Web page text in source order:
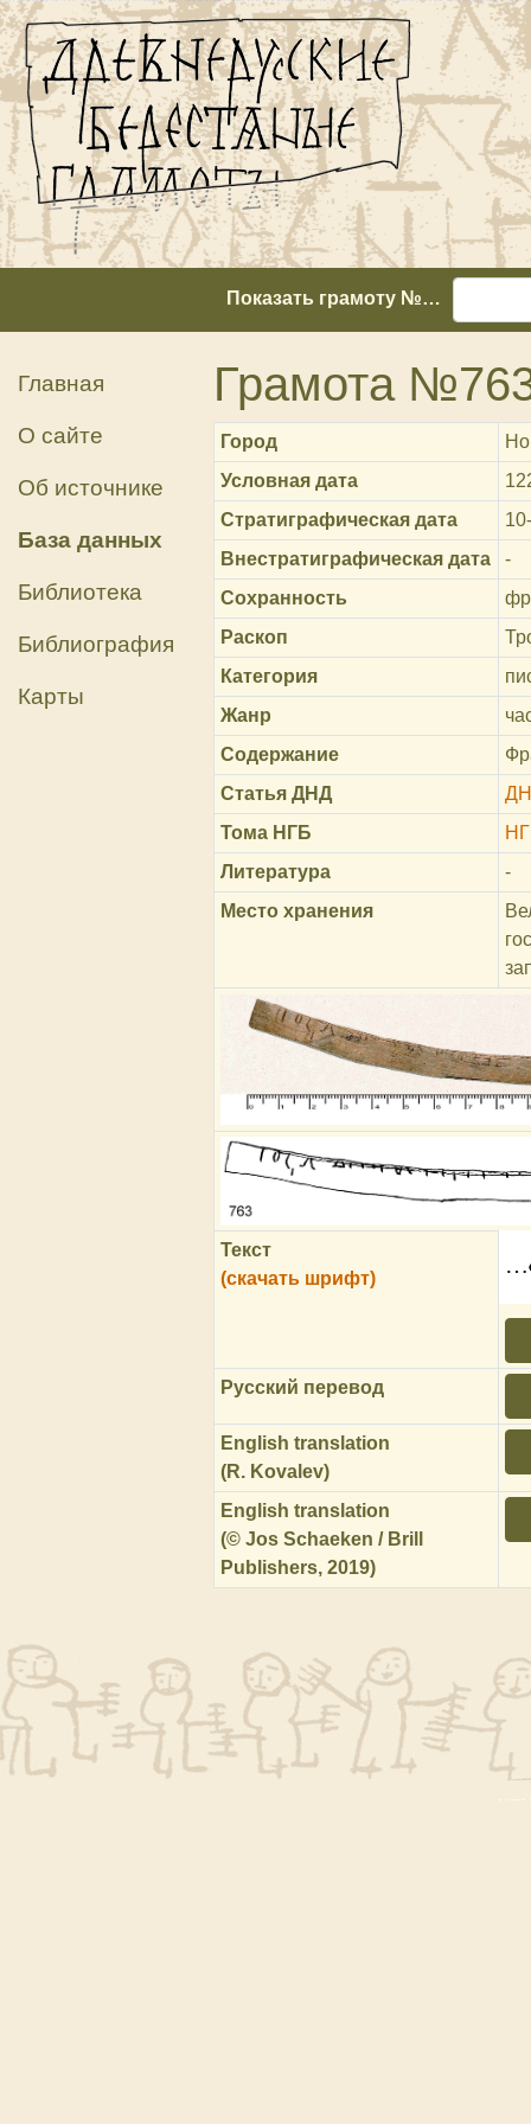
Показать грамоту №…
Главная
О сайте
Об источнике
База данных
Библиотека
Библиография
Карты
Грамота
Город
Условная дата
Стратиграфическая дата
Внестратиграфическая дата
-
Сохранность
Раскоп
Категория
Жанр
Содержание
Статья ДНД
Тома НГБ
Литература
-
Место хранения
Текст
(скачать шрифт)
Русский перевод
English translation
(R. Kovalev)
English translation
(© Jos Schaeken / Brill
Publishers, 2019)